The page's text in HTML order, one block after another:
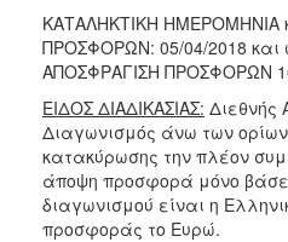
ΚΑΤΑΛΗΚΤΙΚΗ
ΠΡΟΣΦΟΡΩΝ: 05/04/2018
ΑΠΟΣΦΡΑΓΙΣΗ ΠΡΟΣΦΟΡΩΝ
ΕΙΔΟΣ ΔΙΑΔΙΚΑΣΙΑΣ: Διεθνής
Διαγωνισμός άνω των ορίων
κατακύρωσης την πλέον
άποψη προσφορά μόνο
διαγωνισμού είναι η
προσφοράς το Ευρώ.